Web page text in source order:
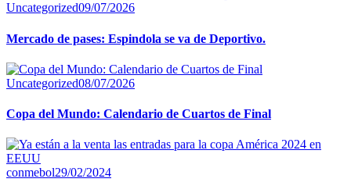
Uncategorized09/07/2026
Mercado de pases: Espindola se va de Deportivo.
Uncategorized08/07/2026
Copa del Mundo: Calendario de Cuartos de Final
conmebol29/02/2024